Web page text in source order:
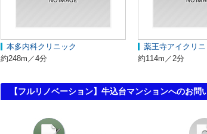
本多内科クリニック
約248m／4分
薬王寺アイクリニ
約114m／2分
【フルリノベーション】牛込台マンションへのお問